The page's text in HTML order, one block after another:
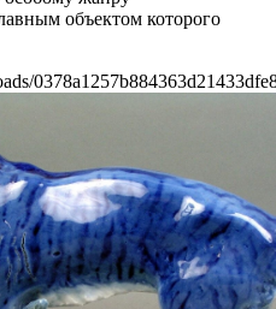
объектом которого